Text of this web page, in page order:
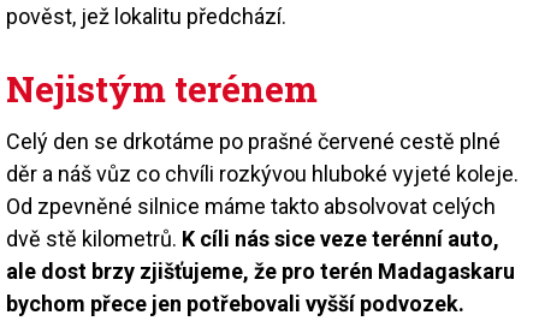
pověst, jež lokalitu předchází.
Nejistým terénem
Celý den se drkotáme po prašné červené cestě plné
děr a náš vůz co chvíli rozkývou hluboké vyjeté koleje.
Od zpevněné silnice máme takto absolvovat celých
dvě stě kilometrů. K cíli nás sice veze terénní auto,
ale dost brzy zjišťujeme, že pro terén Madagaskaru
bychom přece jen potřebovali vyšší podvozek.